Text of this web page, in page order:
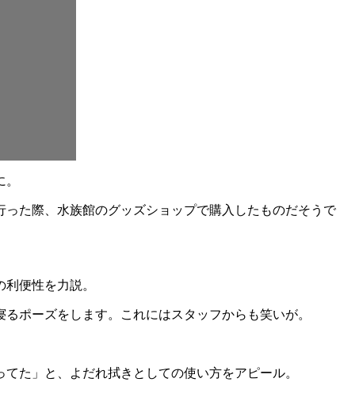
た際、水族館のグッズショップで購入したものだそうで
便性を力説。
ポーズをします。これにはスタッフからも笑いが。
た」と、よだれ拭きとしての使い方をアピール。